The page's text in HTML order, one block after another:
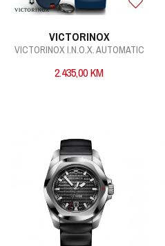
VICTORINOX
VICTORINOX I.N.O.X. AUTOMATIC
2.435,00KM